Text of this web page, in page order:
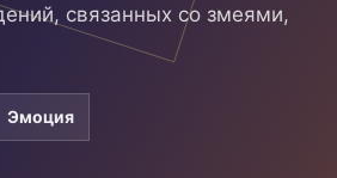
связанных со змеями,
Эмоция